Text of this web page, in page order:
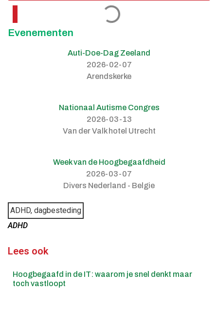
Evenementen
Auti-Doe-Dag Zeeland
2026-02-07
Arendskerke
Nationaal Autisme Congres
2026-03-13
Van der Valk hotel Utrecht
Week van de Hoogbegaafdheid
2026-03-07
Divers Nederland - Belgie
ADHD, dagbesteding
ADHD
Lees ook
Hoogbegaafd in de IT: waarom je snel denkt maar
toch vastloopt